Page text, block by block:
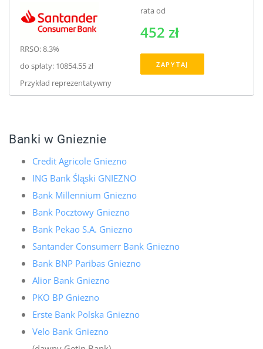
RRSO: 8.3%
do spłaty: 10854.55 zł
Przykład reprezentatywny
rata od
452 zł
ZAPYTAJ
Banki w Gnieznie
Credit Agricole Gniezno
ING Bank Śląski GNIEZNO
Bank Millennium Gniezno
Bank Pocztowy Gniezno
Bank Pekao S.A. Gniezno
Santander Consumerr Bank Gniezno
Bank BNP Paribas Gniezno
Alior Bank Gniezno
PKO BP Gniezno
Erste Bank Polska Gniezno
Velo Bank Gniezno